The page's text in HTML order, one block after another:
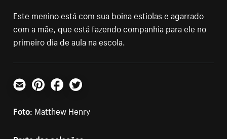
Este menino está com sua boina estiolas e agarrado
com a mãe, que está fazendo companhia para ele no
primeiro dia de aula na escola.
E-mailPinterestFacebookTwitter
Foto: Matthew Henry